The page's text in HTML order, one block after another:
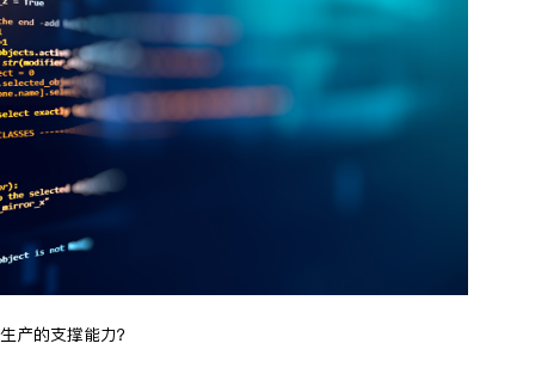
产的支撑能力？